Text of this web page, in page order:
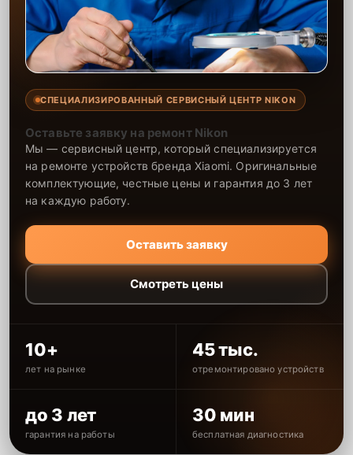
СПЕЦИАЛИЗИРОВАННЫЙ СЕРВИСНЫЙ ЦЕНТР NIKON
Оставьте заявку на ремонт Nikon
Мы — сервисный центр, который специализируется
на ремонте устройств бренда Xiaomi. Оригинальные
комплектующие, честные цены и гарантия до 3 лет
на каждую работу.
Оставить заявку
Смотреть цены
10+
лет на рынке
45 тыс.
отремонтировано устройств
до 3 лет
гарантия на работы
30 мин
бесплатная диагностика